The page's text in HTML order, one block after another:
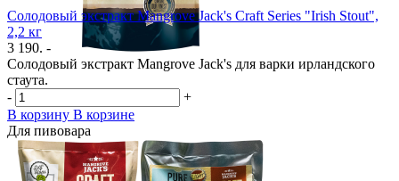
Солодовый экстракт Mangrove Jack's Craft Series "Irish Stout",
2,2 кг
3 190. -
Солодовый экстракт Mangrove Jack's для варки ирландского
стаута.
-
+
В корзину В корзине
Для пивовара